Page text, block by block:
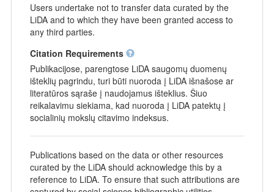
Users undertake not to transfer data curated by the
LiDA and to which they have been granted access to
any third parties.
Citation Requirements
Publikacijose, parengtose LiDA saugomų duomenų
išteklių pagrindu, turi būti nuoroda į LiDA išnašose ar
literatūros sąraše į naudojamus išteklius. Šiuo
reikalavimu siekiama, kad nuoroda į LiDA patektų į
socialinių mokslų citavimo indeksus.
Publications based on the data or other resources
curated by the LiDA should acknowledge this by a
reference to LiDA. To ensure that such attributions are